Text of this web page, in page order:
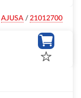
AJUSA / 21012700